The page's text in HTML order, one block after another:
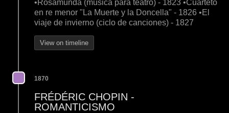
•Rosamunda (música para teatro) - 1823 •Cuarteto
en re menor "La Muerte y la Doncella" - 1826 •El
viaje de invierno (ciclo de canciones) - 1827
View on timeline
1870
FRÉDÉRIC CHOPIN -
ROMANTICISMO